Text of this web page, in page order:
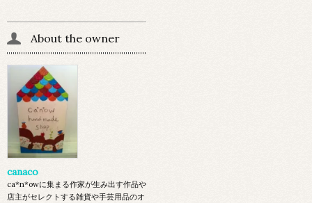
About the owner
canaco
ca*n*owに集まる作家が生み出す作品や
店主がセレクトする雑貨や手芸用品のオ